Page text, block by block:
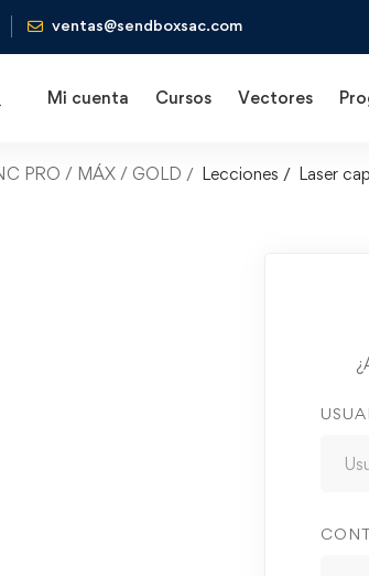
ventas@sendboxsac.com
Mi cuenta Cursos Vectores
PRO / MÁX / GOLD Lecciones Laser